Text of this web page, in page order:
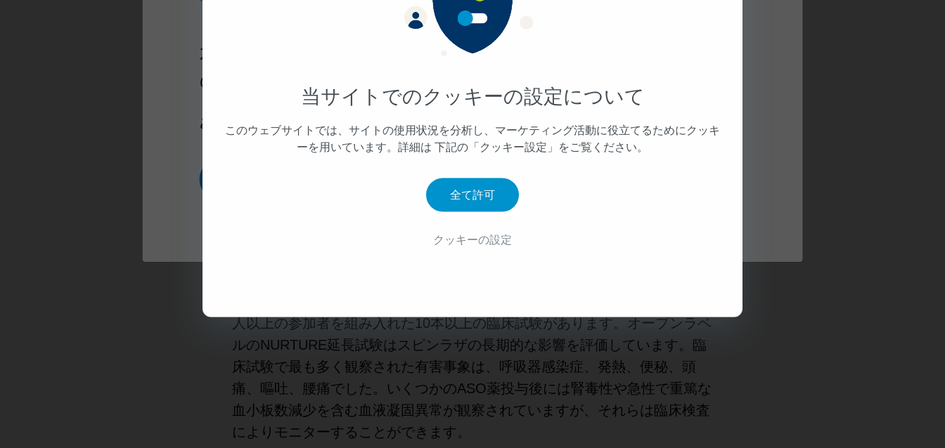
当サイトでのクッキーの設定について
このウェブサイトでは、サイトの使用状況を分析し、マーケティング活動に役立てるためにクッキ
ーを用いています。詳細は 下記の「クッキー設定」をご覧ください。
全て許可
クッキーの設定
スピンラザは脊髄性筋萎縮症（SMA）の乳幼児、小児および成人の治療薬と
して世界71カ国以上で承認されています。SMAの基盤となる治療として、
スピンラザは体内で生成される完全長Survival Motor Neuron （SMN）タン
するアンチセンス・オリゴヌクレオチド（ASO）です。4 SMAの発症部位に
到達できるよう、スピンラザは運動ニューロンが存在する中枢神経系に直接
スピンラザは、最長10年間治療を受けた参加者データ
アルワールドの経験に基づき、十分に確立された安全性プロファイルを有
人以上の参加者を組み入れた10本以上の臨床試験があります。オープンラベ
ルのNURTURE延長試験はスピンラザの長期的な影響を評価しています。臨
床試験で最も多く観察された有害事象は、呼吸器感染症、発熱、便秘、頭
痛、嘔吐、腰痛でした。いくつかのASO薬投与後には腎毒性や急性で重篤な
血小板数減少を含む血液凝固異常が観察されていますが、それらは臨床検査
によりモニターすることができます。
本ページでは、報道関係者の皆さまに対してバイオジェン
の活動に関する情報をご提供しています。
あなたは報道関係者ですか？
いいえ